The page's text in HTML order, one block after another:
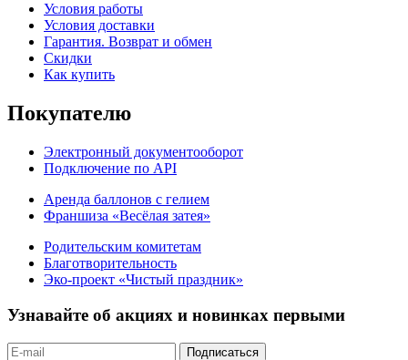
Условия работы
Условия доставки
Гарантия. Возврат и обмен
Скидки
Как купить
Покупателю
Электронный документооборот
Подключение по API
Аренда баллонов с гелием
Франшиза «Весёлая затея»
Родительским комитетам
Благотворительность
Эко-проект «Чистый праздник»
Узнавайте об акциях и новинках первыми
Подписаться